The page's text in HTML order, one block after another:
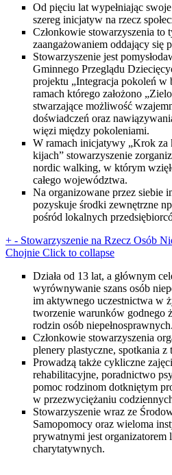
Od pięciu lat wypełniając
szereg inicjatyw na rzecz
Członkowie stowarzyszenia to
zaangażowaniem oddający się
Stowarzyszenie jest
Gminnego Przeglądu
projektu „Integracja pokoleń w
ramach którego założono
stwarzające możliwość
doświadczeń oraz
więzi między pokoleniami.
W ramach inicjatywy „Krok za
kijach” stowarzyszenie
nordic walking, w którym
całego województwa.
Na organizowane przez siebie
pozyskuje środki zewnętrzne
pośród lokalnych
+ - Stowarzyszenie na Rzecz Osób
Chojnie Click to collapse
Działa od 13 lat, a głównym
wyrównywanie szans osób
im aktywnego uczestnictwa w
tworzenie warunków godnego
rodzin osób niepełnosprawnych.
Członkowie stowarzyszenia
plenery plastyczne, spotkania
Prowadzą także cykliczne
rehabilitacyjne, poradnictwo
pomoc rodzinom dotkniętym
w przezwyciężaniu
Stowarzyszenie wraz ze
Samopomocy oraz wieloma
prywatnymi jest organizatorem
charytatywnych.